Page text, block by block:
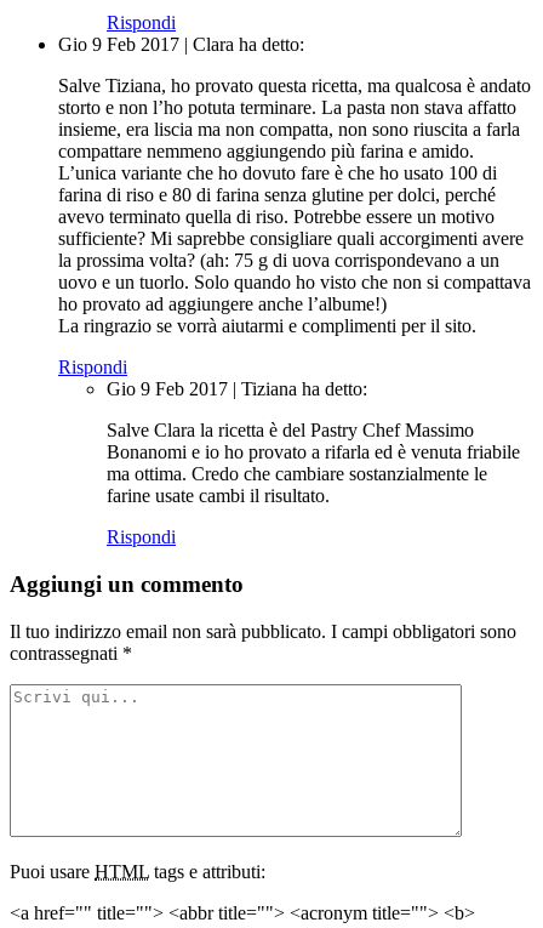
Rispondi
Gio 9 Feb 2017 | Clara ha detto:
Salve Tiziana, ho provato questa ricetta, ma qualcosa è andato
storto e non l’ho potuta terminare. La pasta non stava affatto
insieme, era liscia ma non compatta, non sono riuscita a farla
compattare nemmeno aggiungendo più farina e amido.
L’unica variante che ho dovuto fare è che ho usato 100 di
farina di riso e 80 di farina senza glutine per dolci, perché
avevo terminato quella di riso. Potrebbe essere un motivo
sufficiente? Mi saprebbe consigliare quali accorgimenti avere
la prossima volta? (ah: 75 g di uova corrispondevano a un
uovo e un tuorlo. Solo quando ho visto che non si compattava
ho provato ad aggiungere anche l’albume!)
La ringrazio se vorrà aiutarmi e complimenti per il sito.
Rispondi
Gio 9 Feb 2017 | Tiziana ha detto:
Salve Clara la ricetta è del Pastry Chef Massimo
Bonanomi e io ho provato a rifarla ed è venuta friabile
ma ottima. Credo che cambiare sostanzialmente le
farine usate cambi il risultato.
Rispondi
Aggiungi un commento
Il tuo indirizzo email non sarà pubblicato. I campi obbligatori sono
contrassegnati *
Puoi usare HTML tags e attributi:
<a href="" title=""> <abbr title=""> <acronym title=""> <b>